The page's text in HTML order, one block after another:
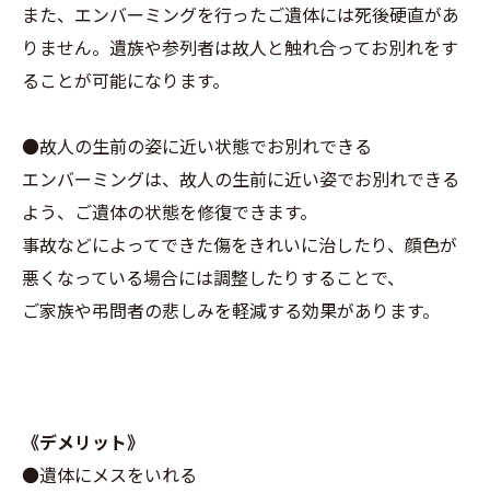
また、エンバーミングを行ったご遺体には死後硬直があ
りません。遺族や参列者は故人と触れ合ってお別れをす
ることが可能になります。
●故人の生前の姿に近い状態でお別れできる
エンバーミングは、故人の生前に近い姿でお別れできる
よう、ご遺体の状態を修復できます。
事故などによってできた傷をきれいに治したり、顔色が
悪くなっている場合には調整したりすることで、
ご家族や弔問者の悲しみを軽減する効果があります。
《デメリット》
●遺体にメスをいれる